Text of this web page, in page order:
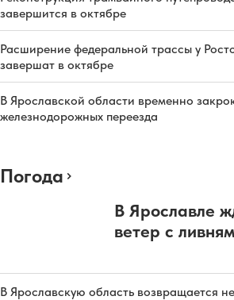
завершится в октябре
Расширение федеральной трассы у
завершат в октябре
В Ярославской области временно
железнодорожных переезда
Погода
В Ярославле
ветер с
В Ярославскую область возвращается